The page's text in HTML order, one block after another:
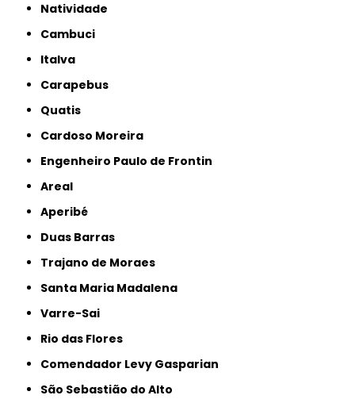
Natividade
Cambuci
Italva
Carapebus
Quatis
Cardoso Moreira
Engenheiro Paulo de Frontin
Areal
Aperibé
Duas Barras
Trajano de Moraes
Santa Maria Madalena
Varre-Sai
Rio das Flores
Comendador Levy Gasparian
São Sebastião do Alto